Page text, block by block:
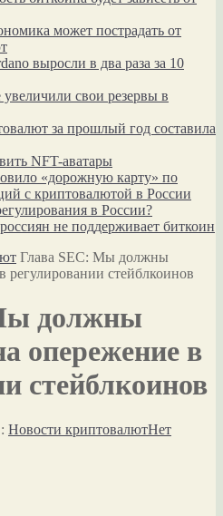
может пострадать от
выросли в два раза за 10
свои резервы в
за прошлый год составила
NFT-аватары
«дорожную карту» по
с криптовалютой в России
в России?
не поддерживает биткоин
Глава SEC: Мы должны
регулировании стейблкоинов
должны
опережение в
стейблкоинов
Новости криптовалютНет